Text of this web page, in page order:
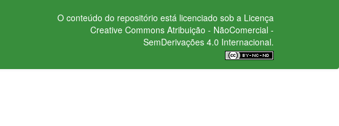
O conteúdo do repositório está licenciado sob a Licença
Creative CommonsAtribuição - NãoComercial -
SemDerivações 4.0 Internacional.